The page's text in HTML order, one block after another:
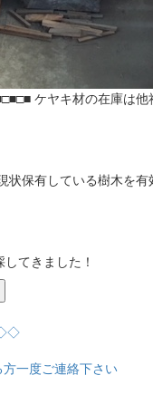
ケヤキ材の在庫は
状保有している樹木を
てきました！
◇◇
一度ご連絡下さい